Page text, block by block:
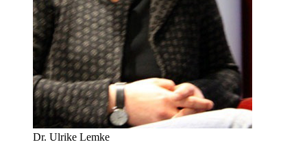
Dr. Ulrike Lemke